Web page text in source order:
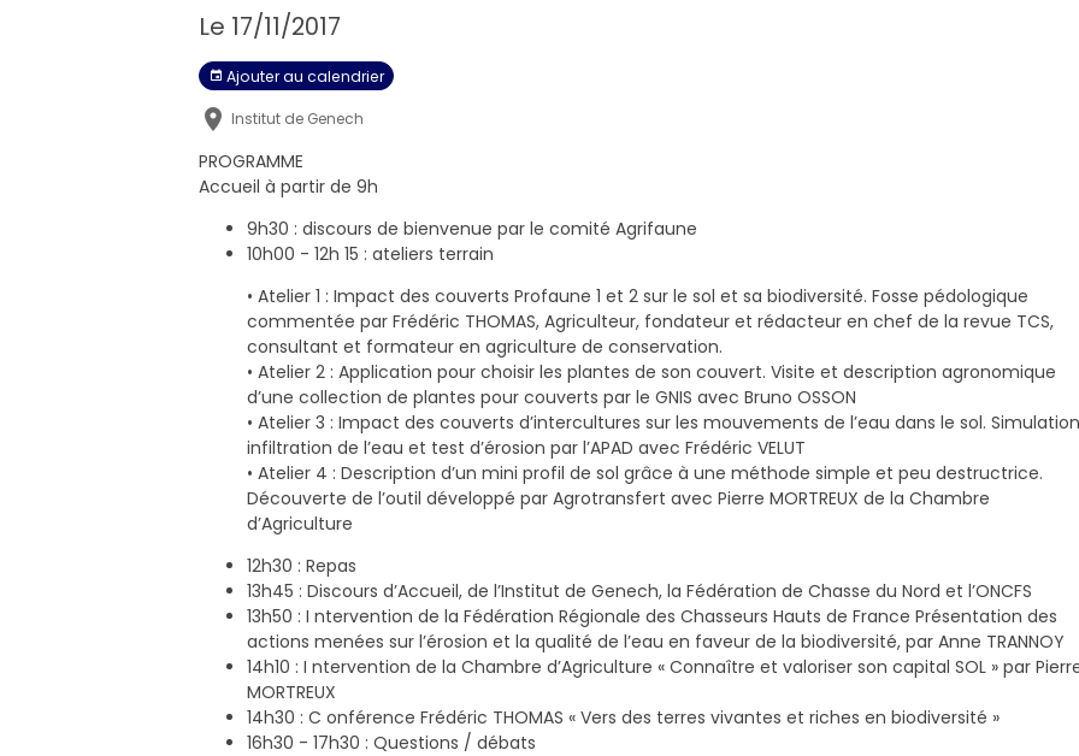
Le 17/11/2017
Ajouter au calendrier
Institut de Genech
PROGRAMME
Accueil à partir de 9h
9h30 : discours de bienvenue par le comité Agrifaune
10h00 - 12h 15 : ateliers terrain
• Atelier 1 : Impact des couverts Profaune 1 et 2 sur le sol et sa biodiversité. Fosse pédologique
commentée par Frédéric THOMAS, Agriculteur, fondateur et rédacteur en chef de la revue TCS,
consultant et formateur en agriculture de conservation.
• Atelier 2 : Application pour choisir les plantes de son couvert. Visite et description agronomique
d’une collection de plantes pour couverts par le GNIS avec Bruno OSSON
• Atelier 3 : Impact des couverts d’intercultures sur les mouvements de l’eau dans le sol. Simulation
infiltration de l’eau et test d’érosion par l’APAD avec Frédéric VELUT
• Atelier 4 : Description d’un mini profil de sol grâce à une méthode simple et peu destructrice.
Découverte de l’outil développé par Agrotransfert avec Pierre MORTREUX de la Chambre
d’Agriculture
12h30 : Repas
13h45 : Discours d’Accueil, de l’Institut de Genech, la Fédération de Chasse du Nord et l’ONCFS
13h50 : I ntervention de la Fédération Régionale des Chasseurs Hauts de France Présentation des
actions menées sur l’érosion et la qualité de l’eau en faveur de la biodiversité, par Anne TRANNOY
14h10 : I ntervention de la Chambre d’Agriculture « Connaître et valoriser son capital SOL » par
MORTREUX
14h30 : C onférence Frédéric THOMAS « Vers des terres vivantes et riches en biodiversité »
16h30 - 17h30 : Questions / débats